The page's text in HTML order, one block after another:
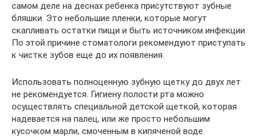
самом деле на деснах ребенка присутствуют зубные
бляшки. Это небольшие пленки, которые могут
скапливать остатки пищи и быть источником инфекции.
По этой причине стоматологи рекомендуют приступать
к чистке зубов еще до их появления.
Использовать полноценную зубную щетку до двух лет
не рекомендуется. Гигиену полости рта можно
осуществлять специальной детской щеткой, которая
надевается на палец, или же просто небольшим
кусочком марли, смоченным в кипяченой воде.